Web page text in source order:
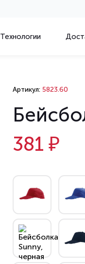
Технологии
Артикул:5823.60
381 ₽